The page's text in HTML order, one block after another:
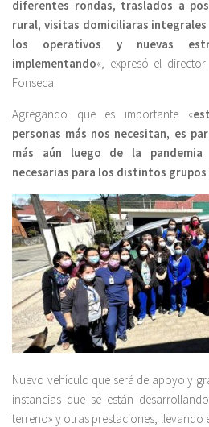
diferentes rondas, traslados a
rural, visitas domiciliaras integrales
los operativos y nuevas
implementando«, expresó el
Fonseca.
Agregando que es importante «
personas más nos necesitan, es
más aún luego de la pandemia
necesarias para los distintos
Nuevo vehículo que será de apoyo y
instancias que se están
terreno» y otras prestaciones, llevando